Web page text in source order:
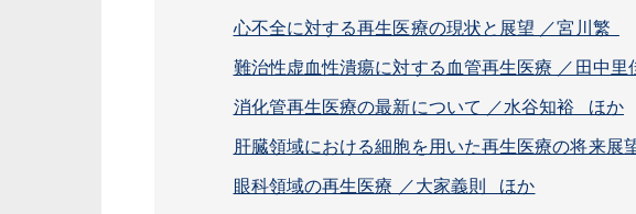
心不全に対する再生医療の現状と展望 ／宮川繁
難治性虚血性潰瘍に対する血管再生医療 ／田中里
消化管再生医療の最新について ／水谷知裕 ほか
肝臓領域における細胞を用いた再生医療の将来
眼科領域の再生医療 ／大家義則 ほか